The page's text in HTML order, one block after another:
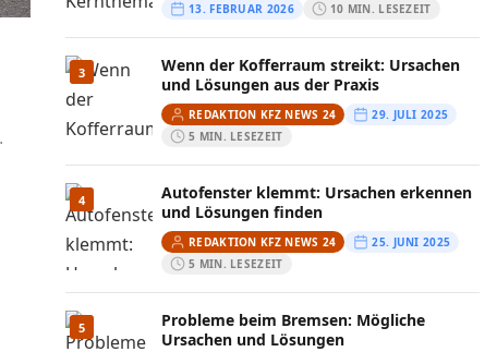
13. FEBRUAR 2026
10 MIN. LESEZEIT
3
Wenn der Kofferraum streikt: Ursachen
und Lösungen aus der Praxis
REDAKTION KFZ NEWS 24
29. JULI 2025
5 MIN. LESEZEIT
4
Autofenster klemmt: Ursachen erkennen
und Lösungen finden
REDAKTION KFZ NEWS 24
25. JUNI 2025
5 MIN. LESEZEIT
5
Probleme beim Bremsen: Mögliche
Ursachen und Lösungen